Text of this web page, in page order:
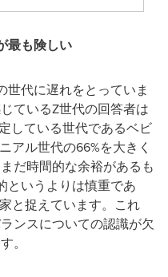
最も険しい
世代に遅れをとっていま
ているZ世代の回答者は
している世代であるベビ
アル世代の66%を大きく
だ時間的な余裕があるも
というよりは慎重であ
と捉えています。これ
ンスについての認識が欠
。